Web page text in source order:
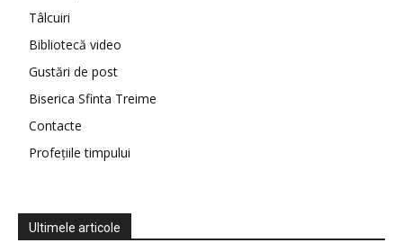
Tâlcuiri
Bibliotecă video
Gustări de post
Biserica Sfinta Treime
Contacte
Profețiile timpului
Ultimele articole